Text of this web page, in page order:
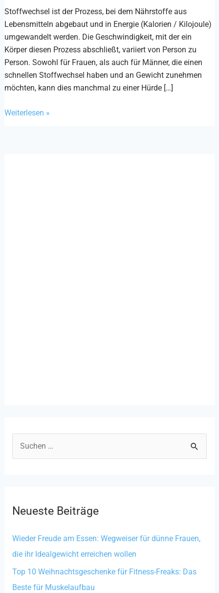
Stoffwechsel ist der Prozess, bei dem Nährstoffe aus
Lebensmitteln abgebaut und in Energie (Kalorien / Kilojoule)
umgewandelt werden. Die Geschwindigkeit, mit der ein
Körper diesen Prozess abschließt, variiert von Person zu
Person. Sowohl für Frauen, als auch für Männer, die einen
schnellen Stoffwechsel haben und an Gewicht zunehmen
möchten, kann dies manchmal zu einer Hürde […]
wenn
du
einen
schnellen
Stoffwechsel
hast
Weiterlesen »
e
n
a
c
h
Neueste Beiträge
Wieder Freude am Essen: Wegweiser für dünne Frauen,
die ihr Idealgewicht erreichen wollen
Top 10 Weihnachtsgeschenke für Fitness-Freaks: Das
Beste für Muskelaufbau